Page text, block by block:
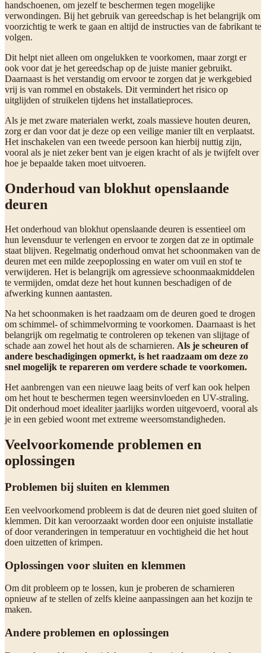
handschoenen, om jezelf te beschermen tegen mogelijke
verwondingen. Bij het gebruik van gereedschap is het belangrijk om
voorzichtig te werk te gaan en altijd de instructies van de fabrikant te
volgen.
Dit helpt niet alleen om ongelukken te voorkomen, maar zorgt er
ook voor dat je het gereedschap op de juiste manier gebruikt.
Daarnaast is het verstandig om ervoor te zorgen dat je werkgebied
vrij is van rommel en obstakels. Dit vermindert het risico op
uitglijden of struikelen tijdens het installatieproces.
Als je met zware materialen werkt, zoals massieve houten deuren,
zorg er dan voor dat je deze op een veilige manier tilt en verplaatst.
Het inschakelen van een tweede persoon kan hierbij nuttig zijn,
vooral als je niet zeker bent van je eigen kracht of als je twijfelt over
hoe je bepaalde taken moet uitvoeren.
Onderhoud van blokhut openslaande
deuren
Het onderhoud van blokhut openslaande deuren is essentieel om
hun levensduur te verlengen en ervoor te zorgen dat ze in optimale
staat blijven. Regelmatig onderhoud omvat het schoonmaken van de
deuren met een milde zeepoplossing en water om vuil en stof te
verwijderen. Het is belangrijk om agressieve schoonmaakmiddelen
te vermijden, omdat deze het hout kunnen beschadigen of de
afwerking kunnen aantasten.
Na het schoonmaken is het raadzaam om de deuren goed te drogen
om schimmel- of schimmelvorming te voorkomen. Daarnaast is het
belangrijk om regelmatig te controleren op tekenen van slijtage of
schade aan zowel het hout als de scharnieren. Als je scheuren of
andere beschadigingen opmerkt, is het raadzaam om deze zo
snel mogelijk te repareren om verdere schade te voorkomen.
Het aanbrengen van een nieuwe laag beits of verf kan ook helpen
om het hout te beschermen tegen weersinvloeden en UV-straling.
Dit onderhoud moet idealiter jaarlijks worden uitgevoerd, vooral als
je in een gebied woont met extreme weersomstandigheden.
Veelvoorkomende problemen en
oplossingen
Problemen bij sluiten en klemmen
Een veelvoorkomend probleem is dat de deuren niet goed sluiten of
klemmen. Dit kan veroorzaakt worden door een onjuiste installatie
of door veranderingen in temperatuur en vochtigheid die het hout
doen uitzetten of krimpen.
Oplossingen voor sluiten en klemmen
Om dit probleem op te lossen, kun je proberen de scharnieren
opnieuw af te stellen of zelfs kleine aanpassingen aan het kozijn te
maken.
Andere problemen en oplossingen